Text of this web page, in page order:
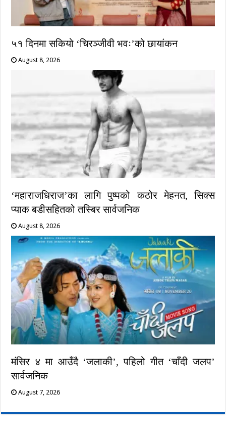
५१ दिनमा सकियो ‘चिरञ्जीवी भवः’को छायांकन
August 8, 2026
‘महाराजधिराज’का लागि पुष्पको कठोर मेहनत, सिक्स
प्याक बडीसहितको तस्बिर सार्वजनिक
August 8, 2026
मंसिर ४ मा आउँदै ‘जलाकी’, पहिलो गीत ‘चाँदी जलप’
सार्वजनिक
August 7, 2026